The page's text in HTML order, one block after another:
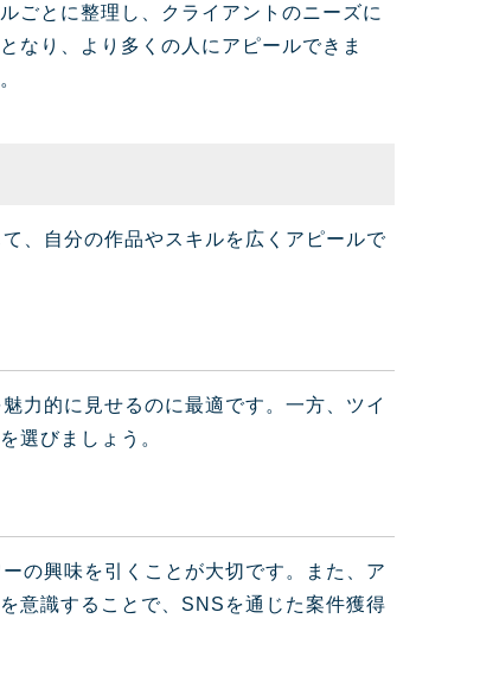
ごとに整理し、クライアントのニーズに
なり、より多くの人にアピールできま
、自分の作品やスキルを広くアピールで
力的に見せるのに最適です。一方、ツイ
選びましょう。
の興味を引くことが大切です。また、ア
意識することで、SNSを通じた案件獲得